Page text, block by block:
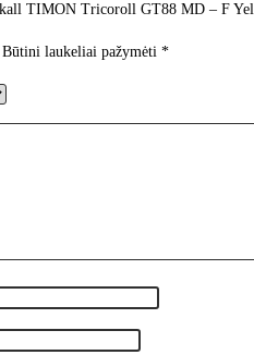
TIMON Tricoroll GT88 MD – F
Būtini laukeliai pažymėti *